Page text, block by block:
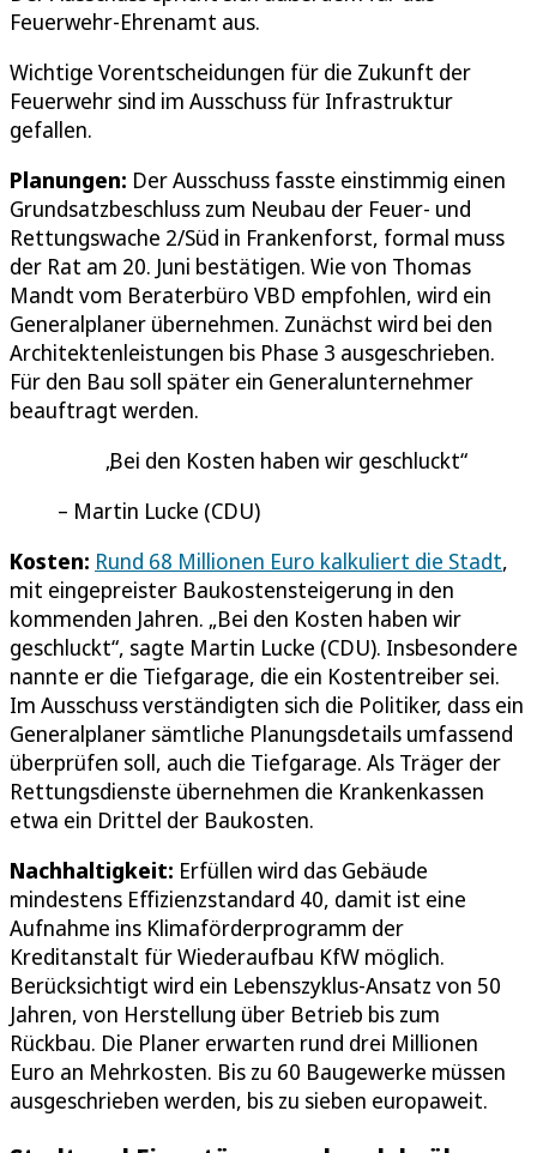
Feuerwehr-Ehrenamt aus.
Wichtige Vorentscheidungen für die Zukunft der
Feuerwehr sind im Ausschuss für Infrastruktur
gefallen.
Planungen: Der Ausschuss fasste einstimmig einen
Grundsatzbeschluss zum Neubau der Feuer- und
Rettungswache 2/Süd in Frankenforst, formal muss
der Rat am 20. Juni bestätigen. Wie von Thomas
Mandt vom Beraterbüro VBD empfohlen, wird ein
Generalplaner übernehmen. Zunächst wird bei den
Architektenleistungen bis Phase 3 ausgeschrieben.
Für den Bau soll später ein Generalunternehmer
beauftragt werden.
Bei den Kosten haben wir geschluckt
Martin Lucke (CDU)
Kosten: Rund 68 Millionen Euro kalkuliert die Stadt,
mit eingepreister Baukostensteigerung in den
kommenden Jahren. „Bei den Kosten haben wir
geschluckt“, sagte Martin Lucke (CDU). Insbesondere
nannte er die Tiefgarage, die ein Kostentreiber sei.
Im Ausschuss verständigten sich die Politiker, dass ein
Generalplaner sämtliche Planungsdetails umfassend
überprüfen soll, auch die Tiefgarage. Als Träger der
Rettungsdienste übernehmen die Krankenkassen
etwa ein Drittel der Baukosten.
Nachhaltigkeit: Erfüllen wird das Gebäude
mindestens Effizienzstandard 40, damit ist eine
Aufnahme ins Klimaförderprogramm der
Kreditanstalt für Wiederaufbau KfW möglich.
Berücksichtigt wird ein Lebenszyklus-Ansatz von 50
Jahren, von Herstellung über Betrieb bis zum
Rückbau. Die Planer erwarten rund drei Millionen
Euro an Mehrkosten. Bis zu 60 Baugewerke müssen
ausgeschrieben werden, bis zu sieben europaweit.